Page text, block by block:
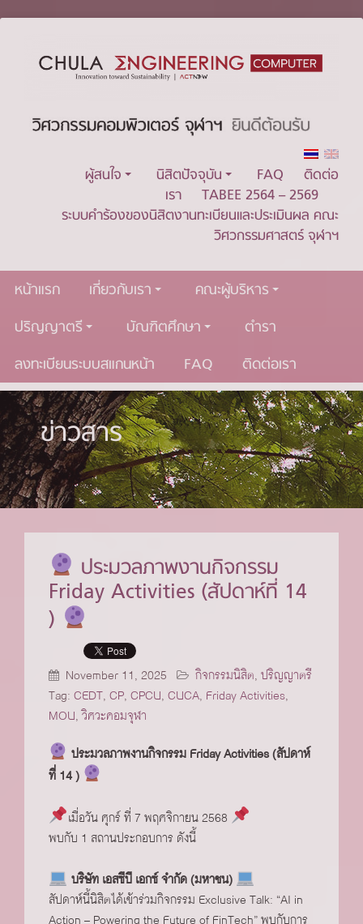
ผู้สนใจ นิสิตปัจจุบัน FAQ
ติดต่อ
เรา
TABEE 2564 – 2569
ระบบคำร้องของนิสิตงานทะเบียนและประเมินผล คณะ
วิศวกรรมศาสตร์ จุฬาฯ
หน้าแรก เกี่ยวกับเรา
คณะผู้บริหาร
ปริญญาตรี
บัณฑิตศึกษา
ตำรา
ลงทะเบียนระบบสแกนหน้า
FAQ ติดต่อเรา
ข่าวสาร
ประมวลภาพงานกิจกรรม
Friday Activities (สัปดาห์ที่ 14
)
November 11, 2025 กิจกรรมนิสิต,ปริญญาตรี
Tag:CEDT,CP,CPCU,CUCA, Friday Activities,
MOU,วิศวะคอมจุฬา
ประมวลภาพงานกิจกรรม Friday Activities (สัปดาห์
ที่ 14 )
เมื่อวัน ศุกร์ ที่ 7 พฤศจิกายน 2568
พบกับ 1 สถานประกอบการ ดังนี้
บริษัท เอสซีบี เอกซ์ จำกัด (มหาชน)
สัปดาห์นี้นิสิตได้เข้าร่วมกิจกรรม Exclusive Talk: “AI in